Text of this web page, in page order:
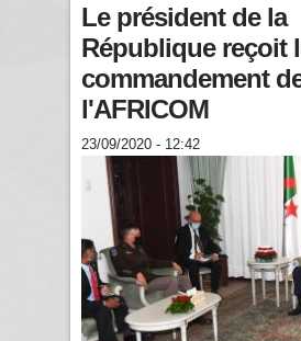
Le président de la
République reçoit
commandement
l'AFRICOM
23/09/2020 - 12:42